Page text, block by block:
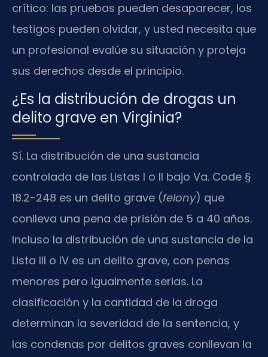
crítico: las pruebas pueden desaparecer, los
testigos pueden olvidar, y usted necesita que
un profesional evalúe su situación y proteja
sus derechos desde el principio.
¿Es la distribución de drogas un
delito grave en Virginia?
Sí. La distribución de una sustancia
controlada de las Listas I o II bajo Va. Code §
18.2-248 es un delito grave (felony) que
conlleva una pena de prisión de 5 a 40 años.
Incluso la distribución de una sustancia de la
Lista III o IV es un delito grave, con penas
menores pero igualmente serias. La
clasificación y la cantidad de la droga
determinan la severidad de la sentencia, y
las condenas por delitos graves conllevan la